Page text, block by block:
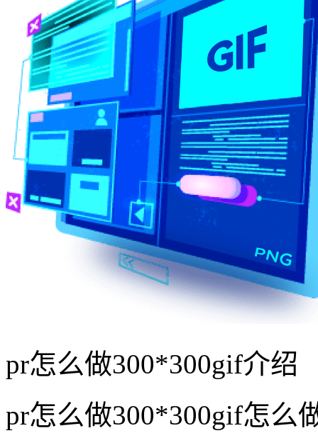
pr怎么做300*300gif介绍
pr怎么做300*300gif怎么